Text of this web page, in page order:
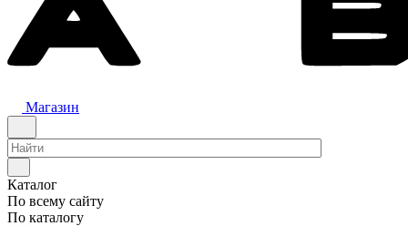
Магазин
Каталог
По всему сайту
По каталогу